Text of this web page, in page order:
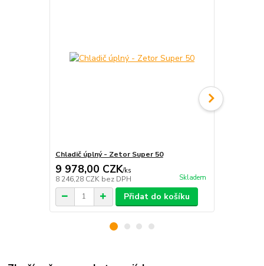
Chladič úplný - Zetor Super 50
9 978,00 CZK/ks
8 246,28 CZK bez DPH Skladem
Přidat do košíku